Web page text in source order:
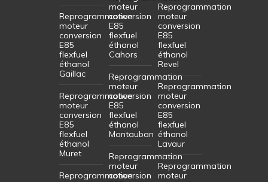
Reprogrammation
moteur
conversion
E85
flexfuel
éthanol
Gaillac
Reprogrammation
moteur
conversion
E85
flexfuel
éthanol
Muret
Reprogrammation
moteur
conversion
E85
flexfuel
éthanol
Cahors
Reprogrammation
moteur
conversion
E85
flexfuel
éthanol
Montauban
Reprogrammation
moteur
conversion
Reprogrammation
moteur
conversion
E85
flexfuel
éthanol
Revel
Reprogrammation
moteur
conversion
E85
flexfuel
éthanol
Lavaur
Reprogrammation
moteur